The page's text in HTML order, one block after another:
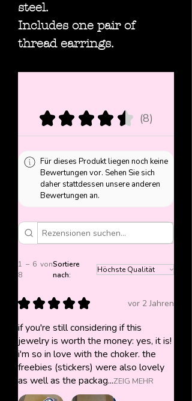
steel.
Includes one pair of
thread earrings.
★ ★ ★ ★ ★ 8
8
Für dieses Produkt liegen noch keine
Bewertungen vor. Sehen Sie sich
daher stattdessen unsere anderen
Bewertungen an.
1 – 6 von
8
Sortiere
nach:
★ ★ ★ ★ ★ vor 2 Jahren
if you're still considering if this
jewelry is worth the money: yes, it is!
i'm so in love with the choker. the
freebies (stickers) were also lovely
as well as the packag...ZEIG MEHR